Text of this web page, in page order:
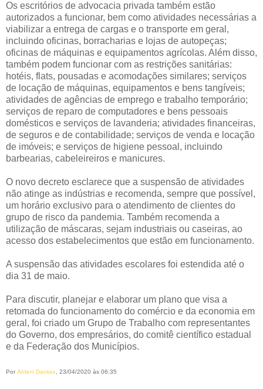
Os escritórios de advocacia privada também estão
autorizados a funcionar, bem como atividades necessárias a
viabilizar a entrega de cargas e o transporte em geral,
incluindo oficinas, borracharias e lojas de autopeças;
oficinas de máquinas e equipamentos agrícolas. Além disso,
também podem funcionar com as restrições sanitárias:
hotéis, flats, pousadas e acomodações similares; serviços
de locação de máquinas, equipamentos e bens tangíveis;
atividades de agências de emprego e trabalho temporário;
serviços de reparo de computadores e bens pessoais
domésticos e serviços de lavanderia; atividades financeiras,
de seguros e de contabilidade; serviços de venda e locação
de imóveis; e serviços de higiene pessoal, incluindo
barbearias, cabeleireiros e manicures.
O novo decreto esclarece que a suspensão de atividades
não atinge as indústrias e recomenda, sempre que possível,
um horário exclusivo para o atendimento de clientes do
grupo de risco da pandemia. Também recomenda a
utilização de máscaras, sejam industriais ou caseiras, ao
acesso dos estabelecimentos que estão em funcionamento.
A suspensão das atividades escolares foi estendida até o
dia 31 de maio.
Para discutir, planejar e elaborar um plano que visa a
retomada do funcionamento do comércio e da economia em
geral, foi criado um Grupo de Trabalho com representantes
do Governo, dos empresários, do comitê científico estadual
e da Federação dos Municípios.
Por Alderi Dantas, 23/04/2020 às 06:35